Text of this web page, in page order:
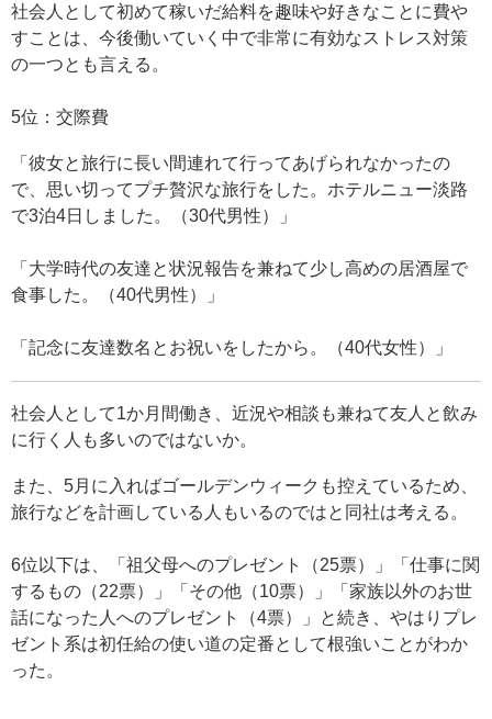
社会人として初めて稼いだ給料を趣味や好きなことに費や
すことは、今後働いていく中で非常に有効なストレス対策
の一つとも言える。
5位：交際費
「彼女と旅行に長い間連れて行ってあげられなかったの
で、思い切ってプチ贅沢な旅行をした。ホテルニュー淡路
で3泊4日しました。（30代男性）」
「大学時代の友達と状況報告を兼ねて少し高めの居酒屋で
食事した。（40代男性）」
「記念に友達数名とお祝いをしたから。（40代女性）」
社会人として1か月間働き、近況や相談も兼ねて友人と飲み
に行く人も多いのではないか。
また、5月に入ればゴールデンウィークも控えているため、
旅行などを計画している人もいるのではと同社は考える。
6位以下は、「祖父母へのプレゼント（25票）」「仕事に関
するもの（22票）」「その他（10票）」「家族以外のお世
話になった人へのプレゼント（4票）」と続き、やはりプレ
ゼント系は初任給の使い道の定番として根強いことがわか
った。